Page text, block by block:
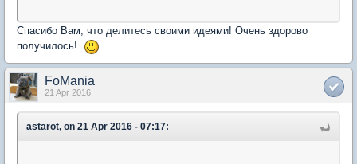
Спасибо Вам, что делитесь своими идеями! Очень здорово
получилось!
FoMania
21 Apr 2016
astarot, on 21 Apr 2016 - 07:17: